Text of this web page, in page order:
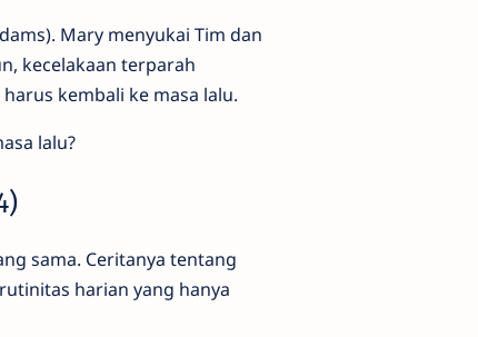
Mary menyukai Tim dan
kecelakaan terparah
kembali ke masa lalu.
lalu?
sama. Ceritanya tentang
harian yang hanya